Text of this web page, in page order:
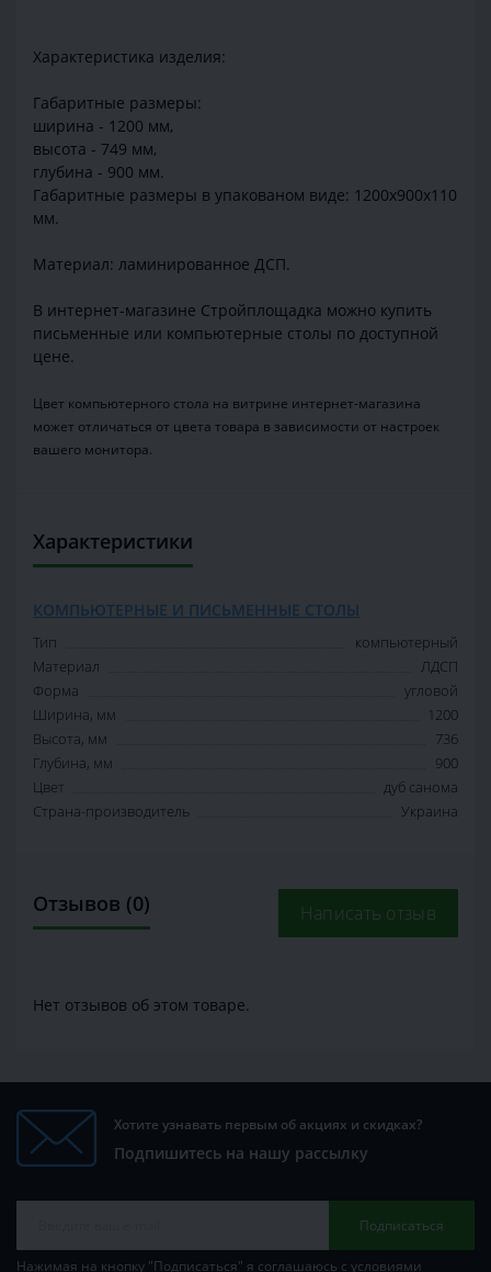
Характеристика изделия:
Габаритные размеры:
ширина - 1200 мм,
высота - 749 мм,
глубина - 900 мм.
Габаритные размеры в упакованом виде: 1200х900х110
мм.
Материал: ламинированное ДСП.
В интернет-магазине Стройплощадка можно купить
письменные или компьютерные столы по доступной
цене.
Цвет компьютерного стола на витрине интернет-магазина
может отличаться от цвета товара в зависимости от настроек
вашего монитора.
Характеристики
КОМПЬЮТЕРНЫЕ И ПИСЬМЕННЫЕ СТОЛЫ
Тип
компьютерный
Материал
ЛДСП
Форма
угловой
Ширина, мм
1200
Высота, мм
736
Глубина, мм
900
Цвет
дуб санома
Страна-производитель
Украина
Отзывов (0) Написать отзыв
Нет отзывов об этом товаре.
Хотите узнавать первым об акциях и скидках?
Подпишитесь на нашу рассылку
Подписаться
Нажимая на кнопку "Подписаться" я соглашаюсь с условиями